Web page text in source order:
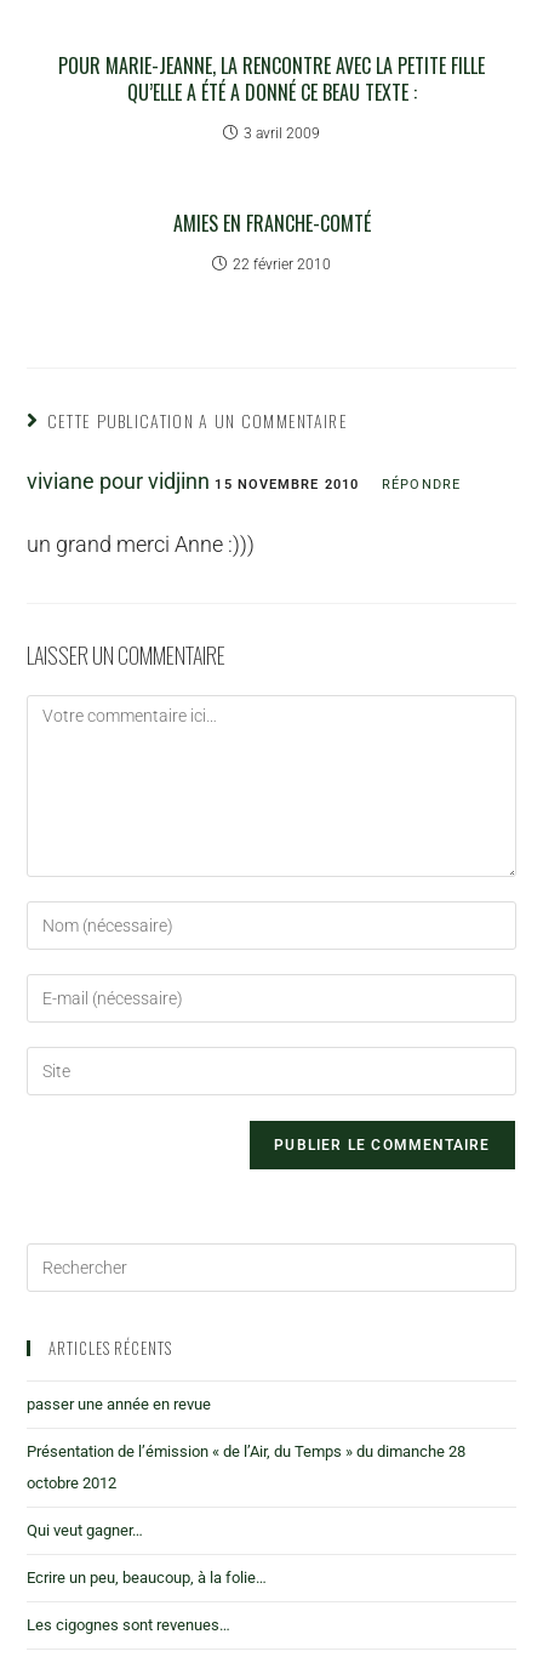
POUR MARIE-JEANNE, LA RENCONTRE AVEC LA PETITE FILLE
QU’ELLE A ÉTÉ A DONNÉ CE BEAU TEXTE :
3 avril 2009
AMIES EN FRANCHE-COMTÉ
22 février 2010
CETTE PUBLICATION A UN COMMENTAIRE
viviane pour vidjinn 15 NOVEMBRE 2010 RÉPONDRE
un grand merci Anne :)))
LAISSER UN COMMENTAIRE
ARTICLES RÉCENTS
passer une année en revue
Présentation de l’émission « de l’Air, du Temps » du dimanche 28
octobre 2012
Qui veut gagner…
Ecrire un peu, beaucoup, à la folie…
Les cigognes sont revenues…